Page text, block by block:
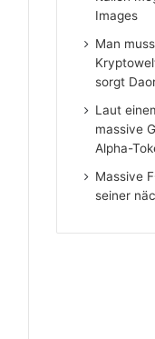
Images
Man
sorgt
Laut
massive
Alpha-
Massive
seiner